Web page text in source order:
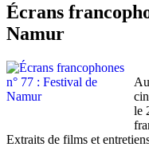
Écrans
Namur
le
Extraits de films et